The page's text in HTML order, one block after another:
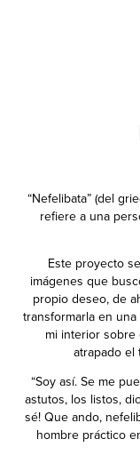
“Nefelibata” (del
refiere a una
Este proyecto
imágenes que
propio deseo, de
transformarla en
mi interior
atrapado el
“Soy así. Se me
astutos, los listos,
sé! Que ando,
hombre práctico